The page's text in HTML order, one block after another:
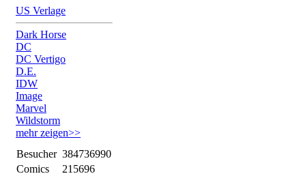
US Verlage
Dark Horse
DC
DC Vertigo
D.E.
IDW
Image
Marvel
Wildstorm
mehr zeigen>>
Besucher 384736990
Comics
215696